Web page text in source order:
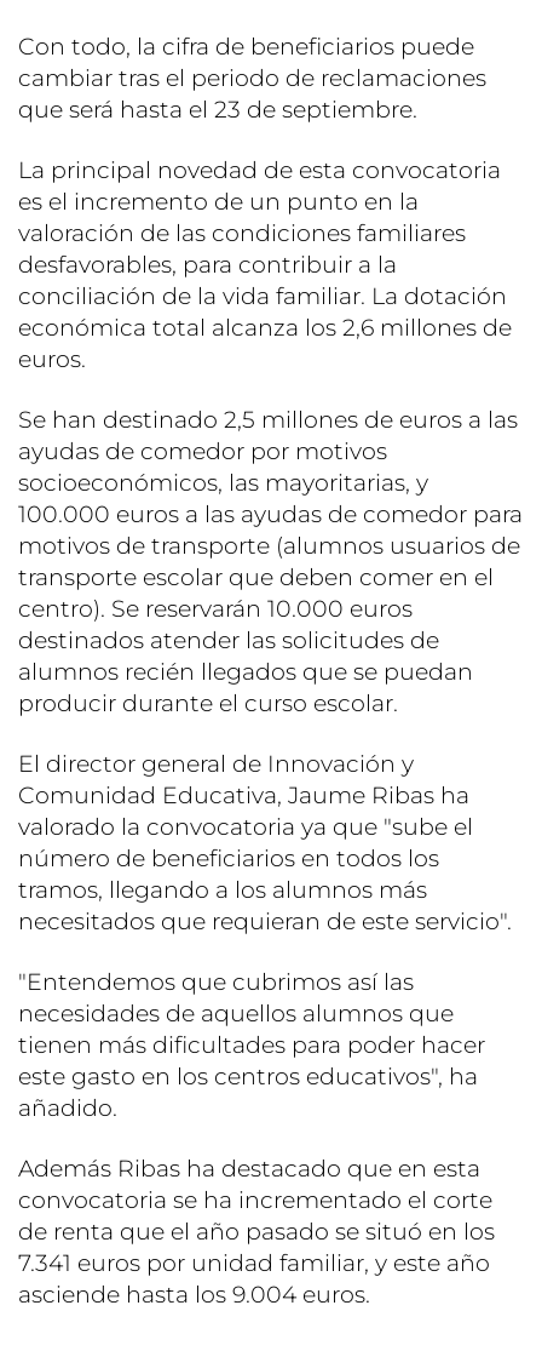
Con todo, la cifra de beneficiarios puede
cambiar tras el periodo de reclamaciones
que será hasta el 23 de septiembre.
La principal novedad de esta convocatoria
es el incremento de un punto en la
valoración de las condiciones familiares
desfavorables, para contribuir a la
conciliación de la vida familiar. La dotación
económica total alcanza los 2,6 millones de
euros.
Se han destinado 2,5 millones de euros a las
ayudas de comedor por motivos
socioeconómicos, las mayoritarias, y
100.000 euros a las ayudas de comedor para
motivos de transporte (alumnos usuarios de
transporte escolar que deben comer en el
centro). Se reservarán 10.000 euros
destinados atender las solicitudes de
alumnos recién llegados que se puedan
producir durante el curso escolar.
El director general de Innovación y
Comunidad Educativa, Jaume Ribas ha
valorado la convocatoria ya que "sube el
número de beneficiarios en todos los
tramos, llegando a los alumnos más
necesitados que requieran de este servicio".
"Entendemos que cubrimos así las
necesidades de aquellos alumnos que
tienen más dificultades para poder hacer
este gasto en los centros educativos", ha
añadido.
Además Ribas ha destacado que en esta
convocatoria se ha incrementado el corte
de renta que el año pasado se situó en los
7.341 euros por unidad familiar, y este año
asciende hasta los 9.004 euros.